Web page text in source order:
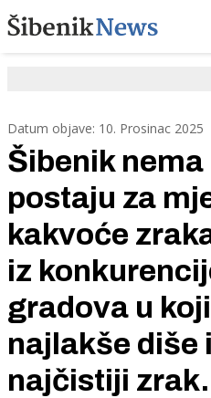
Datum objave: 10. Prosinac 2025
Šibenik
postaju za
kakvoće
iz
gradova u
najlakše diše
najčistiji zrak.